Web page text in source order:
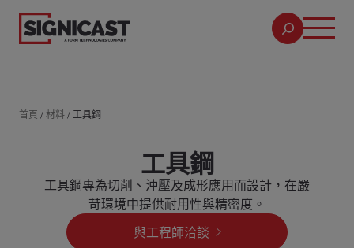
首頁 /材料/工具鋼
工具鋼
工具鋼專為切削、沖壓及成形應用而設計，在嚴
苛環境中提供耐用性與精密度。
與工程師洽談